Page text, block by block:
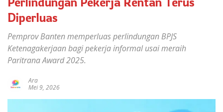
Diperluas
Pemprov Banten memperluas perlindungan BPJS
Ketenagakerjaan bagi pekerja informal usai meraih
Paritrana Award 2025.
Ara
Mei 9, 2026